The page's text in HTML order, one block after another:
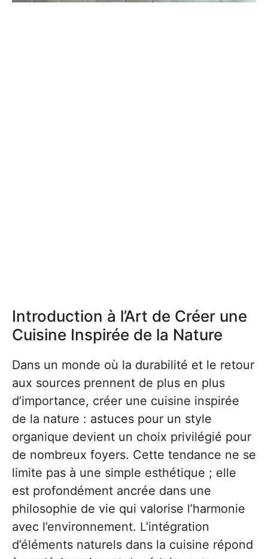
Introduction à l’Art de Créer une
Cuisine Inspirée de la Nature
Dans un monde où la durabilité et le retour
aux sources prennent de plus en plus
d’importance, créer une cuisine inspirée
de la nature : astuces pour un style
organique devient un choix privilégié pour
de nombreux foyers. Cette tendance ne se
limite pas à une simple esthétique ; elle
est profondément ancrée dans une
philosophie de vie qui valorise l’harmonie
avec l’environnement. L’intégration
d’éléments naturels dans la cuisine répond